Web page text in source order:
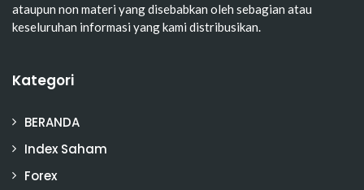
ataupun non materi yang disebabkan oleh sebagian atau
keseluruhan informasi yang kami distribusikan.
Kategori
BERANDA
Index Saham
Forex